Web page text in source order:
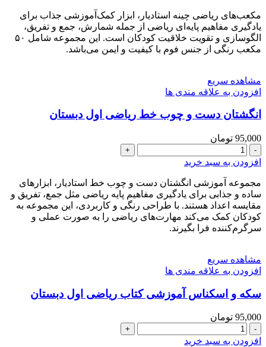
ریاضی
اول
دبستان
مدل
جدید
عدد
مکعب‌های ریاضی چینه استادیار، ابزار کمک‌آموزشی جذاب برای
یادگیری مفاهیم پایه‌ای ریاضی از جمله شمارش، جمع و تفریق،
الگو‌سازی و تقویت خلاقیت کودکان است. این مجموعه شامل ۵۰
مکعب رنگی از جنس فوم با کیفیت و ایمن می‌باشد.
مشاهده سریع
افزودن به علاقه مندی ها
انگشتان دست و چوب خط ریاضی اول دبستان
95,000 تومان
انگشتان
دست
چوب
خط
ریاضی
اول
دبستان
افزودن به سبد خرید
مجموعه آموزشی انگشتان دست و چوب خط استادیار، ابزارهای
ساده و جذابی برای یادگیری مفاهیم پایه ریاضی مثل جمع، تفریق و
مقایسه اعداد هستند. با طراحی رنگی و کاربردی، این مجموعه به
کودکان کمک می‌کند مهارت‌های ریاضی را به صورت عملی و
سرگرم‌کننده فرا بگیرند.
مشاهده سریع
افزودن به علاقه مندی ها
سکه و اسکناس آموزشی کتاب ریاضی اول دبستان
95,000 تومان
سکه
و
افزودن به سبد خرید